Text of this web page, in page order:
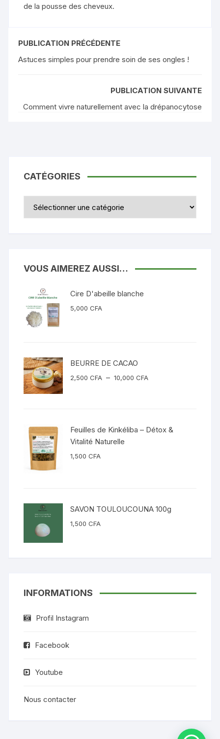
de la pousse des cheveux.
PUBLICATION PRÉCÉDENTE
Astuces simples pour prendre soin de ses ongles !
PUBLICATION SUIVANTE
Comment vivre naturellement avec la drépanocytose
CATÉGORIES
VOUS AIMEREZ AUSSI…
Cire D'abeille blanche
5,000CFA
BEURRE DE CACAO
2,500CFA – 10,000CFAPlage
Feuilles de Kinkéliba – Détox &
Vitalité Naturelle
1,500CFA
SAVON TOULOUCOUNA 100g
1,500CFA
INFORMATIONS
Profil Instagram
Facebook
Youtube
Nous contacter